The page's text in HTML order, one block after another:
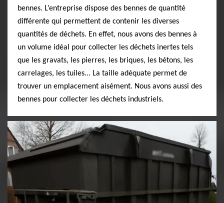
bennes. L’entreprise dispose des bennes de quantité
différente qui permettent de contenir les diverses
quantités de déchets. En effet, nous avons des bennes à
un volume idéal pour collecter les déchets inertes tels
que les gravats, les pierres, les briques, les bétons, les
carrelages, les tuiles... La taille adéquate permet de
trouver un emplacement aisément. Nous avons aussi des
bennes pour collecter les déchets industriels.